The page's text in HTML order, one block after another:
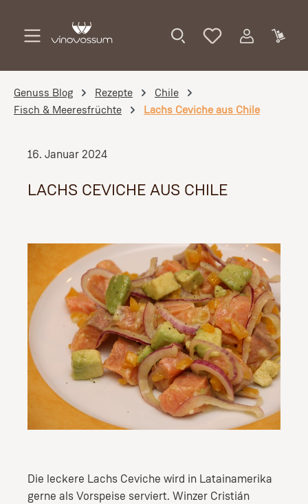
Genuss Blog Rezepte
Chile
Fisch & Meeresfrüchte
Lachs Ceviche aus Chile
16. Januar 2024
LACHS CEVICHE AUS CHILE
Die leckere Lachs Ceviche wird in Latainamerika
gerne als Vorspeise serviert. Winzer Cristián